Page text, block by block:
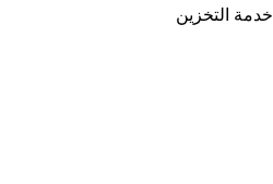
خدمة التخزين